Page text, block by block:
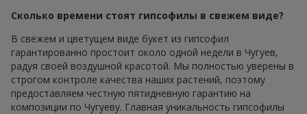
Сколько времени стоят гипсофилы в свежем виде?
В свежем и цветущем виде букет из гипсофил
гарантированно простоит около одной недели в Чугуев,
радуя своей воздушной красотой. Мы полностью уверены в
строгом контроле качества наших растений, поэтому
предоставляем честную пятидневную гарантию на
композиции по Чугуеву. Главная уникальность гипсофилы